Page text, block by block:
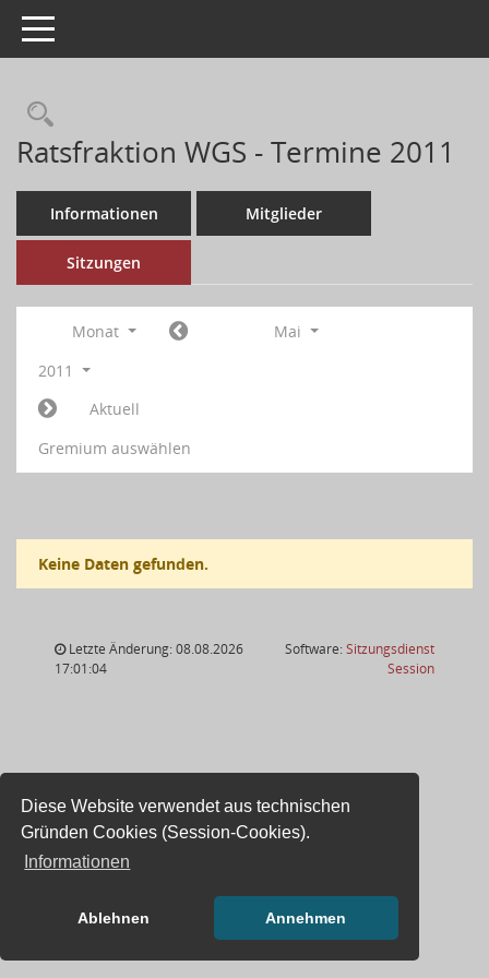
Diese Website verwendet aus technischen
Gründen Cookies (Session-Cookies).
Informationen
Ablehnen Annehmen
Toggle navigation
Ratsfraktion WGS - Termine 2011
Informationen Mitglieder
Sitzungen
Monat
Mai
2011
Aktuell
Gremium auswählen
Keine Daten gefunden.
Letzte Änderung: 08.08.2026
17:01:04
Software:Sitzungsdienst
Session(Wird in